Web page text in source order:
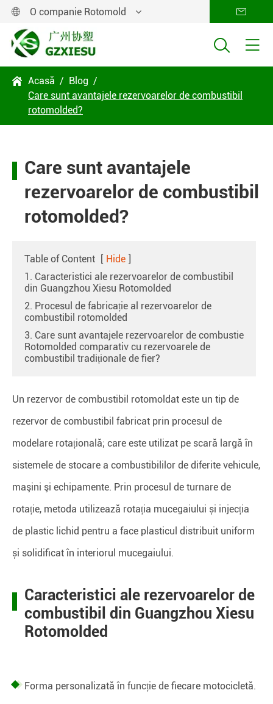
 O companie Rotomold 
 
 Acasă
Blog
Care sunt avantajele rezervoarelor de combustibil
rotomolded?
Care sunt avantajele
rezervoarelor de combustibil
rotomolded?
Table of Content [ Hide ]
1. Caracteristici ale rezervoarelor de combustibil
din Guangzhou Xiesu Rotomolded
2. Procesul de fabricație al rezervoarelor de
combustibil rotomolded
3. Care sunt avantajele rezervoarelor de combustie
Rotomolded comparativ cu rezervoarele de
combustibil tradiționale de fier?
Un rezervor de combustibil rotomoldat este un tip de
rezervor de combustibil fabricat prin procesul de
modelare rotațională; care este utilizat pe scară largă în
sistemele de stocare a combustibililor de diferite vehicule,
maşini şi echipamente. Prin procesul de turnare de
rotație, metoda utilizează rotația mucegaiului și injecția
de plastic lichid pentru a face plasticul distribuit uniform
și solidificat în interiorul mucegaiului.
Caracteristici ale rezervoarelor de
combustibil din Guangzhou Xiesu
Rotomolded
Forma personalizată în funcție de fiecare motocicletă.